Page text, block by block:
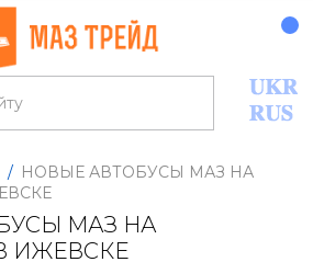
/ НОВЫЕ АВТОБУСЫ МАЗ НА
МАЗ НА
ИЖЕВСКЕ